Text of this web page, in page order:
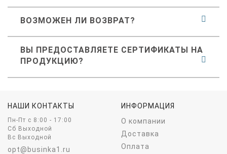
ВОЗМОЖЕН ЛИ ВОЗВРАТ?
ВЫ ПРЕДОСТАВЛЯЕТЕ СЕРТИФИКАТЫ НА
ПРОДУКЦИЮ?
НАШИ КОНТАКТЫ
Пн-Пт c 8:00 - 17:00
Сб Выходной
Вс Выходной
opt@businka1.ru
ИНФОРМАЦИЯ
О компании
Доставка
Оплата